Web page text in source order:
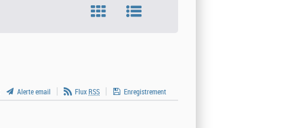
Alerte email Flux RSS
Enregistrement